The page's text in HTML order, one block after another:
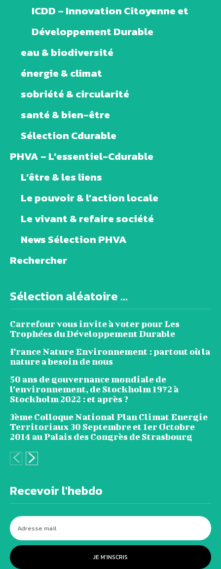
ICDD – Innovation Citoyenne et
Développement Durable
eau & biodiversité
énergie & climat
sobriété & circularité
santé & bien-être
Sélection Cdurable
PHVA – L’essentiel-Cdurable
L’être & les liens
Le pouvoir & l’action locale
Le vivant & refaire société
News Sélection PHVA
Rechercher
Sélection aléatoire ...
Carrefour vous invite à voter pour Les
Trophées du Développement Durable
France Nature Environnement : partout où la
nature a besoin de nous
50 ans de gouvernance mondiale de
l’environnement, de Stockholm 1972 à
Stockholm 2022 : et après ?
3ème Colloque National Plan Climat Energie
Territoriaux 30 Septembre et 1er Octobre
2014 au Palais des Congrès de Strasbourg
Recevoir l'hebdo
JE M'INSCRIS